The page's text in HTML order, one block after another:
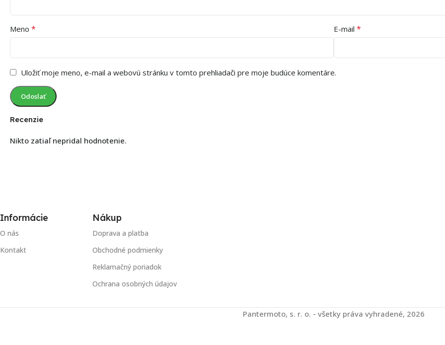
Recenzie
Nikto zatiaľ nepridal hodnotenie.
Meno * E-mail *
Uložiť moje meno, e-mail a webovú stránku v tomto prehliadači pre moje budúce komentáre.
Informácie
O nás
Kontakt
Nákup
Doprava a platba
Obchodné podmienky
Reklamačný poriadok
Ochrana osobných údajov
Pantermoto, s. r. o. - všetky práva vyhradené, 2026